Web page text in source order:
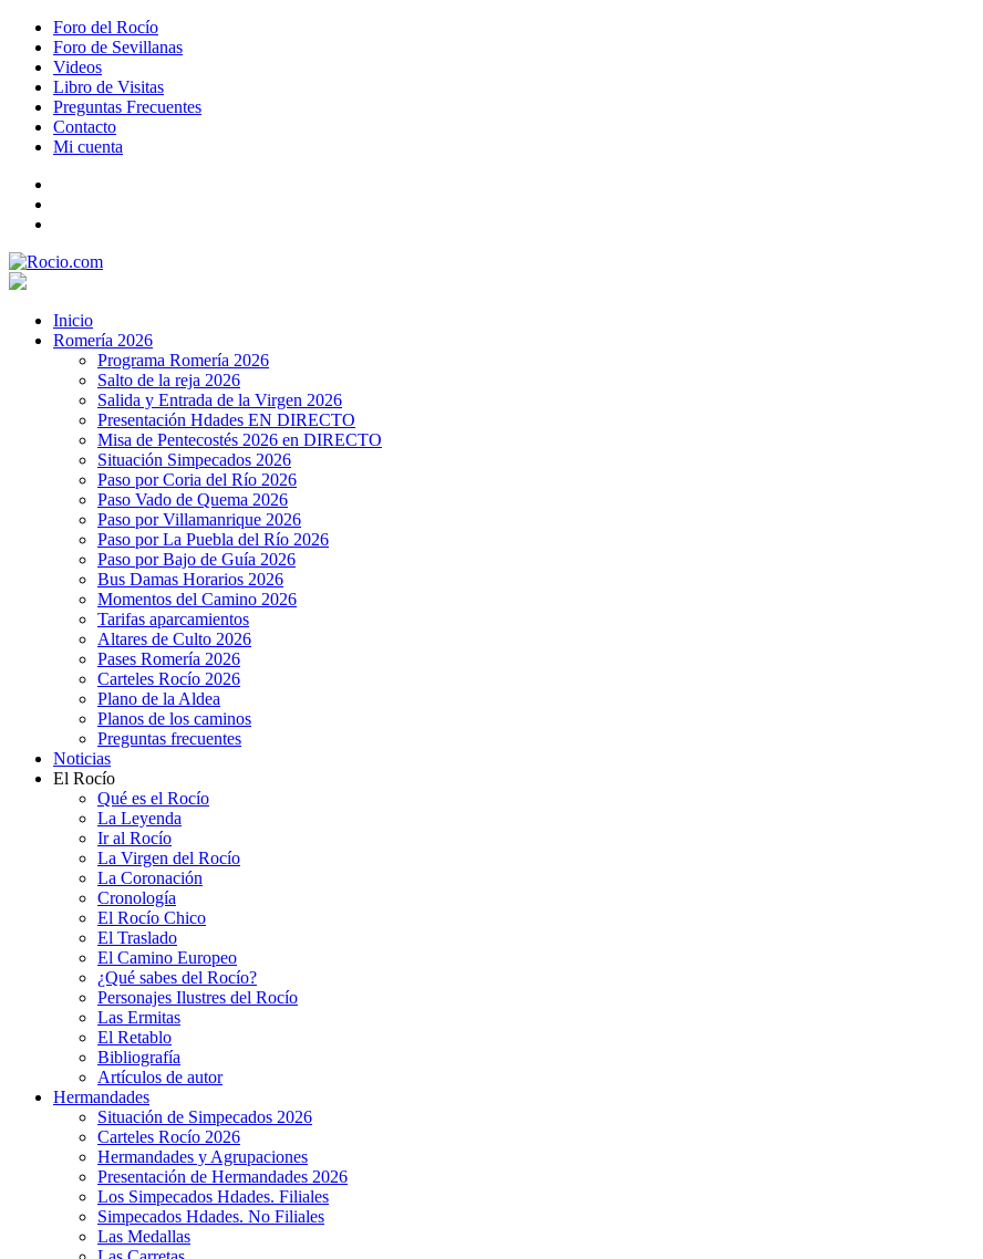
Foro del Rocío
Foro de Sevillanas
Videos
Libro de Visitas
Preguntas Frecuentes
Contacto
Mi cuenta
Inicio
Romería 2026
Programa Romería 2026
Salto de la reja 2026
Salida y Entrada de la Virgen 2026
Presentación Hdades EN DIRECTO
Misa de Pentecostés 2026 en DIRECTO
Situación Simpecados 2026
Paso por Coria del Río 2026
Paso Vado de Quema 2026
Paso por Villamanrique 2026
Paso por La Puebla del Río 2026
Paso por Bajo de Guía 2026
Bus Damas Horarios 2026
Momentos del Camino 2026
Tarifas aparcamientos
Altares de Culto 2026
Pases Romería 2026
Carteles Rocío 2026
Plano de la Aldea
Planos de los caminos
Preguntas frecuentes
Noticias
El Rocío
Qué es el Rocío
La Leyenda
Ir al Rocío
La Virgen del Rocío
La Coronación
Cronología
El Rocío Chico
El Traslado
El Camino Europeo
¿Qué sabes del Rocío?
Personajes Ilustres del Rocío
Las Ermitas
El Retablo
Bibliografía
Artículos de autor
Hermandades
Situación de Simpecados 2026
Carteles Rocío 2026
Hermandades y Agrupaciones
Presentación de Hermandades 2026
Los Simpecados Hdades. Filiales
Simpecados Hdades. No Filiales
Las Medallas